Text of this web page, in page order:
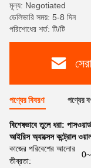
মূল্য: Negotiated
ডেলিভারি সময়: 5-8 দিন
পরিশোধের শর্ত: টি/টি
পণ্যের বিবরণ পণ্যের
বিশেষভাবে তুলে ধরা:
আইরিস অ্যাক্সেস কন্ট্রোল
কাজের পরিবেশের আলোর
তীব্রতা: